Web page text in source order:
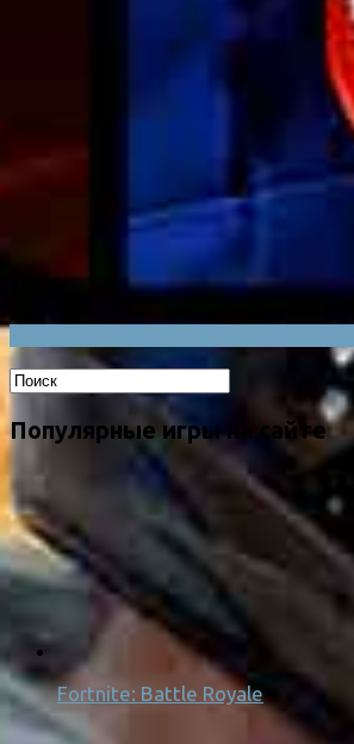
Популярные игры на сайте
Fortnite: Battle Royale